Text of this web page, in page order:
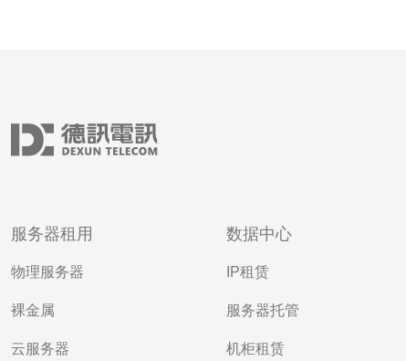
服务器租用
物理服务器
裸金属
云服务器
数据中心
IP租赁
服务器托管
机柜租赁